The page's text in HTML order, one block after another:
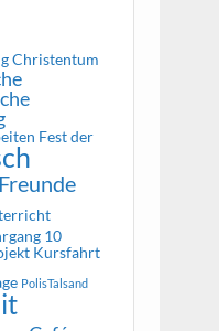
Christentum
Fest der
Freunde
10
Kursfahrt
PolisTalsand